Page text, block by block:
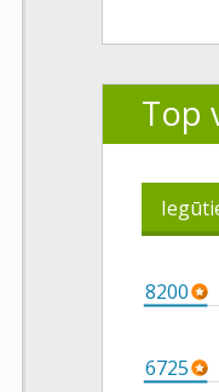
Top
6725
8200